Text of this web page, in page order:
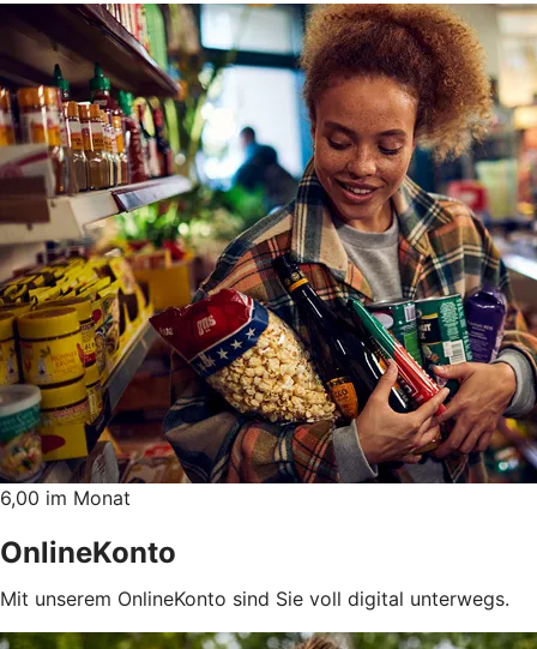
6,00 im Monat
OnlineKonto
Mit unserem OnlineKonto sind Sie voll digital unterwegs.